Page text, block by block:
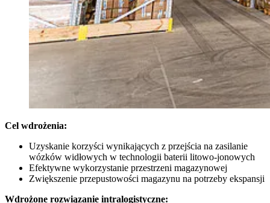
Cel wdrożenia:
Uzyskanie korzyści wynikających z przejścia na zasilanie
wózków widłowych w technologii baterii litowo-jonowych
Efektywne wykorzystanie przestrzeni magazynowej
Zwiększenie przepustowości magazynu na potrzeby ekspansji
Wdrożone rozwiązanie intralogistyczne: